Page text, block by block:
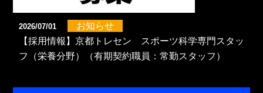
2026/07/01
お知らせ
【採用情報】京都トレセン スポーツ科学専門スタッ
フ（栄養分野）（有期契約職員：常勤スタッフ）